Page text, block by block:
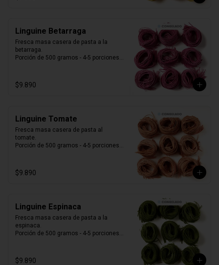
Linguine Betarraga
Fresca masa casera de pasta a la
betarraga.
Porción de 500 gramos - 4-5 porciones.
$9.890
Linguine Tomate
Fresca masa casera de pasta al
tomate.
Porción de 500 gramos - 4-5 porciones.
$9.890
Linguine Espinaca
Fresca masa casera de pasta a la
espinaca.
Porción de 500 gramos - 4-5 porciones.
$9.890